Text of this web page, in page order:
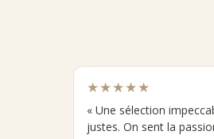
★★★★★
« Une sélection
justes. On sent la